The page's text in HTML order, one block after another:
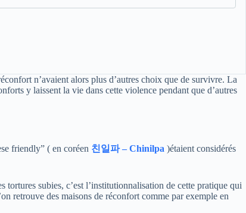
n’avaient alors plus d’autres choix que de survivre. La
y laissent la vie dans cette violence pendant que d’autres
friendly” ( en coréen 친일파 – Chinilpa )étaient considérés
tortures subies, c’est l’institutionnalisation de cette pratique qui
retrouve des maisons de réconfort comme par exemple en